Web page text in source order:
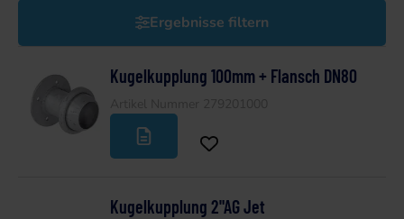
Ergebnisse filtern
Kugelkupplung 100mm + Flansch DN80
Kugelkupplung 2"AG Jet